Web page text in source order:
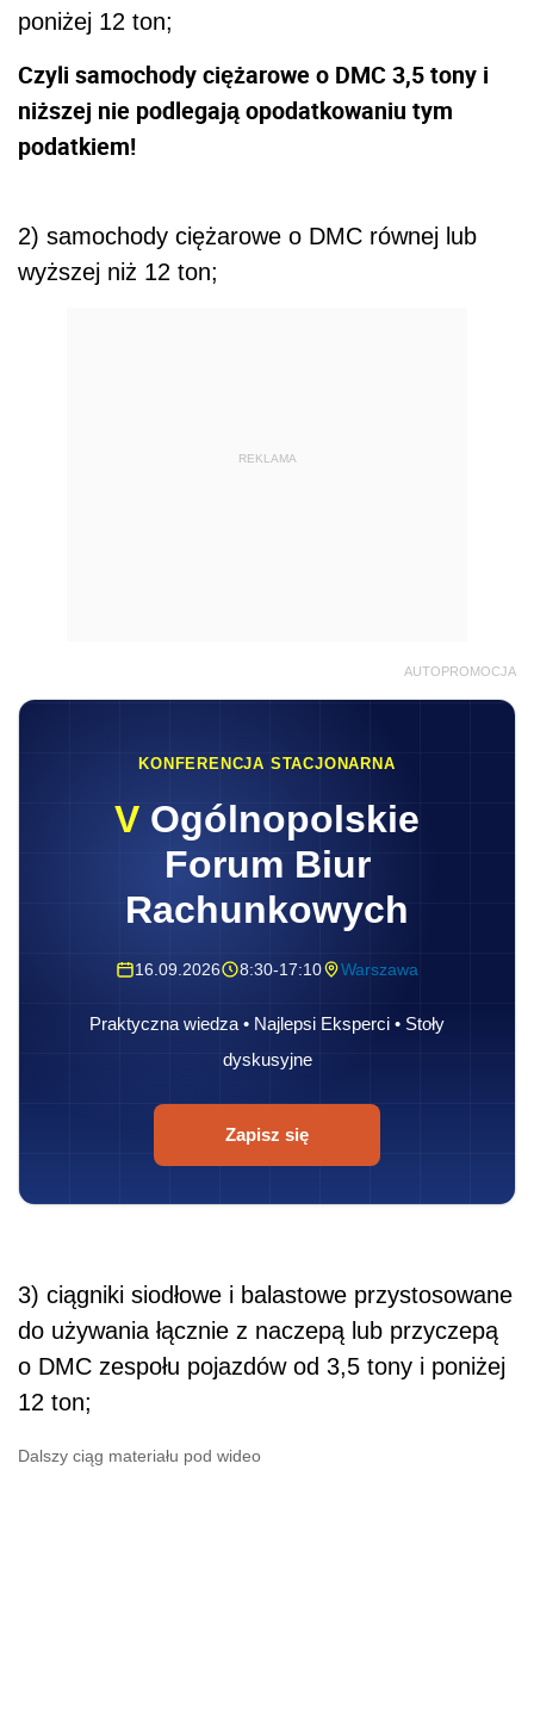
poniżej 12 ton;
Czyli samochody ciężarowe o DMC 3,5 tony i
niższej nie podlegają opodatkowaniu tym
podatkiem!
2) samochody ciężarowe o DMC równej lub
wyższej niż 12 ton;
REKLAMA
AUTOPROMOCJA
KONFERENCJA STACJONARNA
V Ogólnopolskie
Forum Biur
Rachunkowych
16.09.2026 8:30-17:10 Warszawa
Praktyczna wiedza • Najlepsi Eksperci • Stoły
dyskusyjne
Zapisz się
3) ciągniki siodłowe i balastowe przystosowane
do używania łącznie z naczepą lub przyczepą
o DMC zespołu pojazdów od 3,5 tony i poniżej
12 ton;
Dalszy ciąg materiału pod wideo